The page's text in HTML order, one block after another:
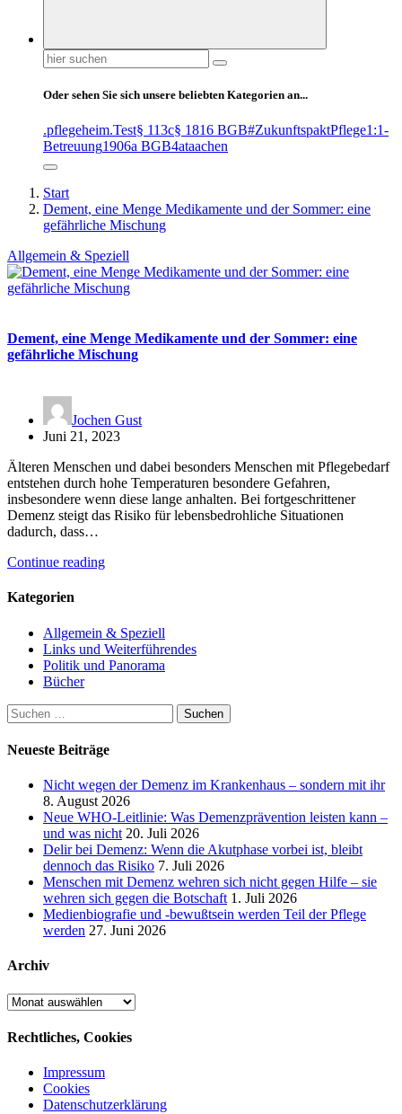
Suchen
nach:
Oder sehen Sie sich unsere beliebten Kategorien an...
.pflegeheim.Test§ 113c§ 1816 BGB#ZukunftspaktPflege1:1-
Betreuung1906a BGB4ataachen
Start
Dement, eine Menge Medikamente und der Sommer: eine
gefährliche Mischung
Allgemein & Speziell
Dement, eine Menge Medikamente und der Sommer: eine
gefährliche Mischung
Jochen Gust
Juni 21, 2023
Älteren Menschen und dabei besonders Menschen mit Pflegebedarf
entstehen durch hohe Temperaturen besondere Gefahren,
insbesondere wenn diese lange anhalten. Bei fortgeschrittener
Demenz steigt das Risiko für lebensbedrohliche Situationen
dadurch, dass…
Continue reading
Kategorien
Allgemein & Speziell
Links und Weiterführendes
Politik und Panorama
Bücher
Suchen
nach:
Neueste Beiträge
Nicht wegen der Demenz im Krankenhaus – sondern mit ihr
8. August 2026
Neue WHO-Leitlinie: Was Demenzprävention leisten kann –
und was nicht 20. Juli 2026
Delir bei Demenz: Wenn die Akutphase vorbei ist, bleibt
dennoch das Risiko 7. Juli 2026
Menschen mit Demenz wehren sich nicht gegen Hilfe – sie
wehren sich gegen die Botschaft 1. Juli 2026
Medienbiografie und -bewußtsein werden Teil der Pflege
werden 27. Juni 2026
Archiv
Archiv
Rechtliches, Cookies
Impressum
Cookies
Datenschutzerklärung